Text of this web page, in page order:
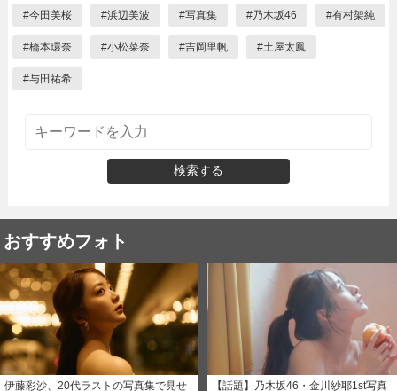
#今田美桜 #浜辺美波 #写真集 #乃木坂46 #有村架純
#橋本環奈 #小松菜奈 #吉岡里帆 #土屋太鳳
#与田祐希
検索する
おすすめフォト
伊藤彩沙、20代ラストの写真集で見せ
【話題】乃木坂46・金川紗耶1st写真